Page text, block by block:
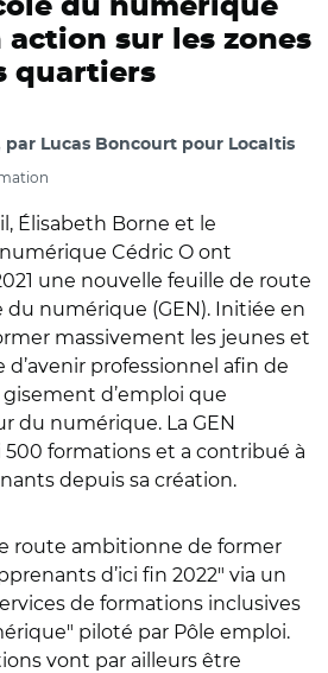
du numérique
action sur les zones
quartiers
par Lucas Boncourt pour Localtis
Élisabeth Borne et le
Cédric O ont
une nouvelle feuille de route
du numérique (GEN). Initiée en
massivement les jeunes et
professionnel afin de
d’emploi que
du numérique. La GEN
500 formations et a contribué à
depuis sa création.
route ambitionne de former
d’ici fin 2022" via un
de formations inclusives
piloté par Pôle emploi.
vont par ailleurs être